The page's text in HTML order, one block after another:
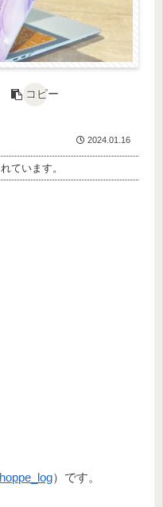
コピー
2024.01.16
ています。
）です。